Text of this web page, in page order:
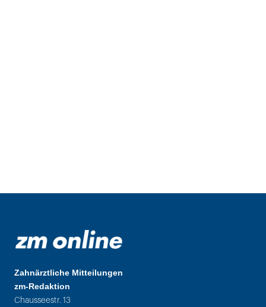
Zahnärztliche Mitteilungen
zm-Redaktion
Chausseestr. 13